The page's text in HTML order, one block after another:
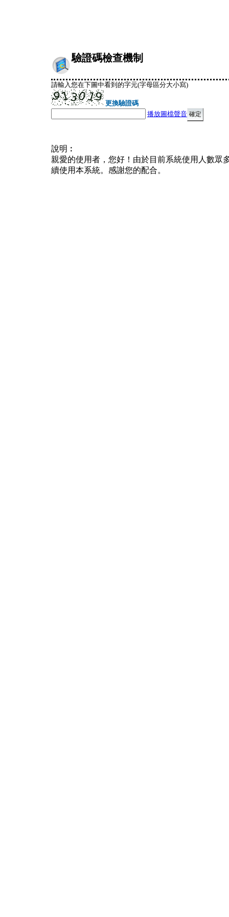
驗證碼檢查機制
請輸入您在下圖中看到的字元(字母區分大小寫)
更換驗證碼
播放圖檔聲音
說明︰
親愛的使用者，您好！由於目前系統使用人數眾
續使用本系統。感謝您的配合。